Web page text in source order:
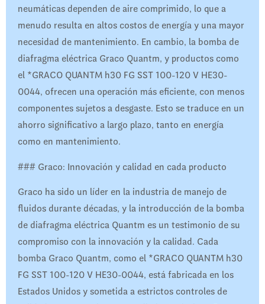
neumáticas dependen de aire comprimido, lo que a
menudo resulta en altos costos de energía y una mayor
necesidad de mantenimiento. En cambio, la bomba de
diafragma eléctrica Graco Quantm, y productos como
el *GRACO QUANTM h30 FG SST 100-120 V HE30-
0044, ofrecen una operación más eficiente, con menos
componentes sujetos a desgaste. Esto se traduce en un
ahorro significativo a largo plazo, tanto en energía
como en mantenimiento.
### Graco: Innovación y calidad en cada producto
Graco ha sido un líder en la industria de manejo de
fluidos durante décadas, y la introducción de la bomba
de diafragma eléctrica Quantm es un testimonio de su
compromiso con la innovación y la calidad. Cada
bomba Graco Quantm, como el *GRACO QUANTM h30
FG SST 100-120 V HE30-0044, está fabricada en los
Estados Unidos y sometida a estrictos controles de